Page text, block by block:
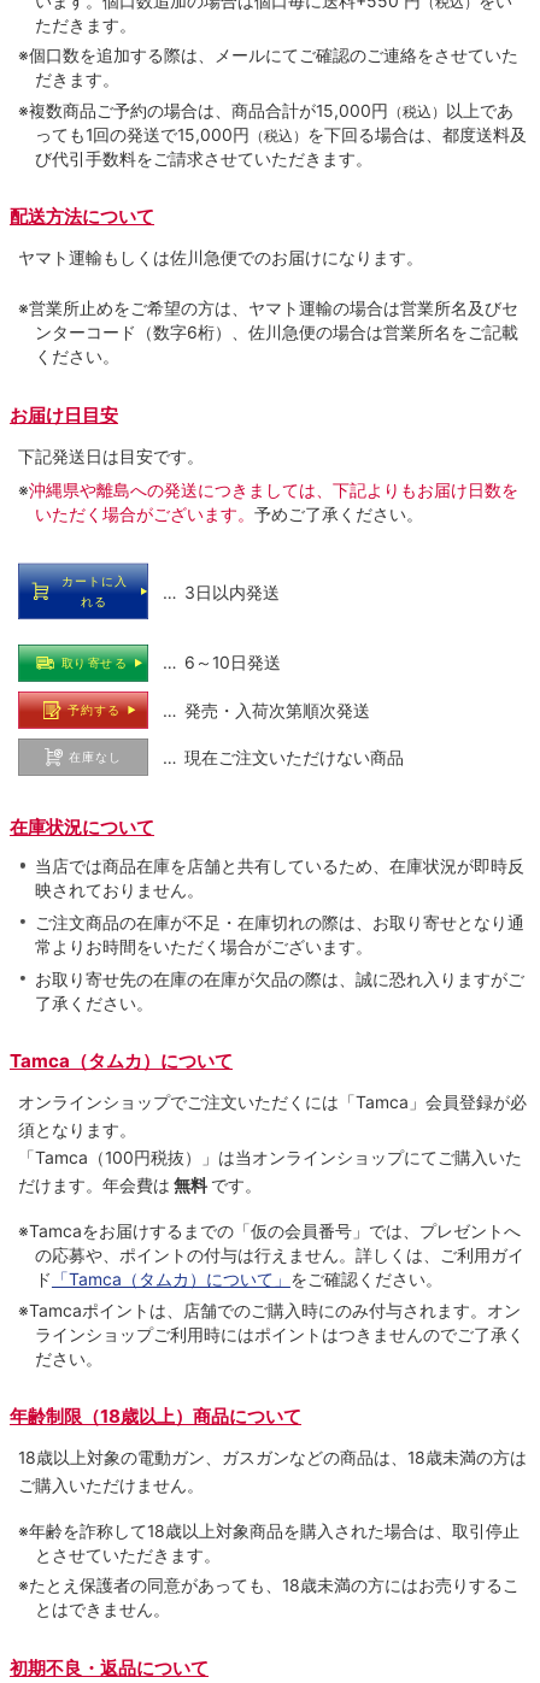
ただきます。
※個口数を追加する際は、メールにてご確認のご連絡をさせていた
だきます。
※複数商品ご予約の場合は、商品合計が15,000円 （税込） 以上であ
っても1回の発送で15,000円 （税込） を下回る場合は、都度送料及
び代引手数料をご請求させていただきます。
配送方法について
ヤマト運輸もしくは佐川急便でのお届けになります。
※営業所止めをご希望の方は、ヤマト運輸の場合は営業所名及びセ
ンターコード（数字6桁）、佐川急便の場合は営業所名をご記載
ください。
お届け日目安
下記発送日は目安です。
※沖縄県や離島への発送につきましては、下記よりもお届け日数を
いただく場合がございます。 予めご了承ください。
カートに入
れる
… 3日以内発送
取り寄せる … 6～10日発送
予約する … 発売・入荷次第順次発送
在庫なし … 現在ご注文いただけない商品
在庫状況について
当店では商品在庫を店舗と共有しているため、在庫状況が即時反
映されておりません。
ご注文商品の在庫が不足・在庫切れの際は、お取り寄せとなり通
常よりお時間をいただく場合がございます。
お取り寄せ先の在庫の在庫が欠品の際は、誠に恐れ入りますがご
了承ください。
Tamca（タムカ）について
オンラインショップでご注⽂いただくには「Tamca」会員登録が必
須となります。
「Tamca （100円税抜）
」は当オンラインショップにてご購⼊いた
だけます。 年会費は 無料 です。
※Tamcaをお届けするまでの「仮の会員番号」では、プレゼントへ
の応募や、ポイントの付与は⾏えません。詳しくは、ご利⽤ガイ
ド 「Tamca（タムカ）について」 をご確認ください。
※Tamcaポイントは、店舗でのご購⼊時にのみ付与されます。オン
ラインショップご利用時にはポイントはつきませんのでご了承く
ださい。
年齢制限（18歳以上）商品について
18歳以上対象の電動ガン、ガスガンなどの商品は、18歳未満の方は
ご購入いただけません。
※年齢を詐称して18歳以上対象商品を購入された場合は、取引停止
とさせていただきます。
※たとえ保護者の同意があっても、18歳未満の方にはお売りするこ
とはできません。
初期不良・返品について